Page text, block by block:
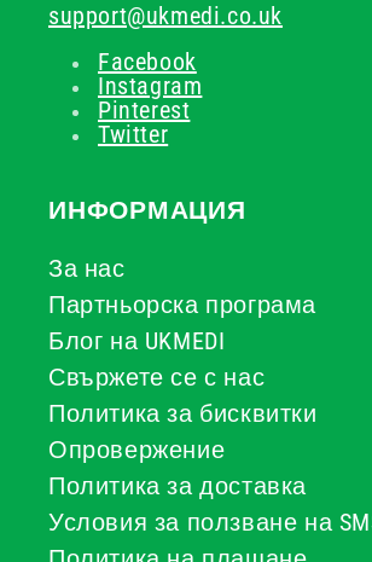
support@ukmedi.co.uk
Facebook
Instagram
Pinterest
Twitter
ИНФОРМАЦИЯ
За нас
Партньорска програма
Блог на UKMEDI
Свържете се с нас
Политика за бисквитки
Опровержение
Политика за доставка
Условия за ползване на